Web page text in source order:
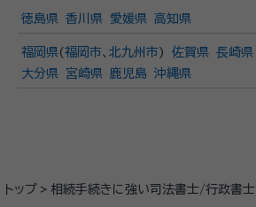
トップ 相続手続きに強い司法書士/行政書士
徳島県 香川県 愛媛県 高知県
福岡県(福岡市、 北九州市) 佐賀県 長崎県
大分県
宮崎県 鹿児島 沖縄県